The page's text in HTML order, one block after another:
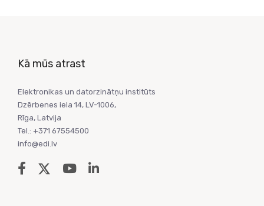
Kā mūs atrast
Elektronikas un datorzinātņu institūts
Dzērbenes iela 14, LV-1006,
Rīga, Latvija
Tel.: +371 67554500
info@edi.lv